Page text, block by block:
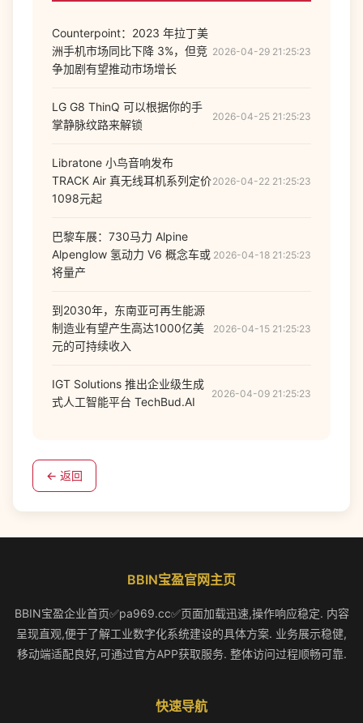
Counterpoint：2023 年拉丁美
洲手机市场同比下降 3%，但竞
争加剧有望推动市场增长
2026-04-29 21:25:23
LG G8 ThinQ 可以根据你的手
掌静脉纹路来解锁
2026-04-25 21:25:23
Libratone 小鸟音响发布
TRACK Air 真无线耳机系列定价
1098元起
2026-04-22 21:25:23
巴黎车展：730马力 Alpine
Alpenglow 氢动力 V6 概念车或
将量产
2026-04-18 21:25:23
到2030年，东南亚可再生能源
制造业有望产生高达1000亿美
元的可持续收入
2026-04-15 21:25:23
IGT Solutions 推出企业级生成
式人工智能平台 TechBud.AI
2026-04-09 21:25:23
← 返回
BBIN宝盈官网主页
BBIN宝盈企业首页✅pa969.cc✅页面加载迅速,操作响应稳定. 内容
呈现直观,便于了解工业数字化系统建设的具体方案. 业务展示稳健,
移动端适配良好,可通过官方APP获取服务. 整体访问过程顺畅可靠.
快速导航